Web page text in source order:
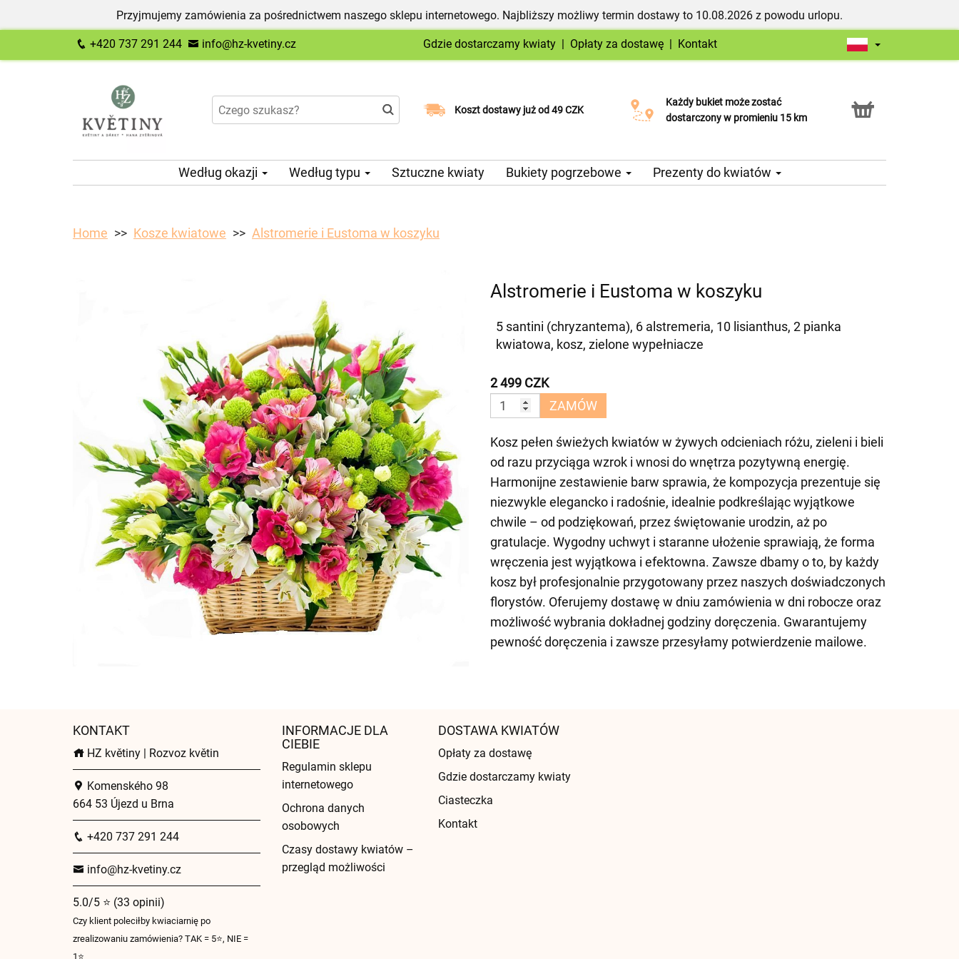
Przyjmujemy zamówienia za pośrednictwem naszego sklepu internetowego. Najbliższy możliwy termin dostawy to 10.08.2026 z powodu urlopu.
+420 737 291 244 info@hz-kvetiny.cz Gdzie dostarczamy kwiaty | Opłaty za dostawę | Kontakt
Koszt dostawy już od 49 CZK
Wybierz datę dostawy
Każdy bukiet może zostać
dostarczony w promieniu 15 km
Usługa Click & Collect
Według okazji Według typu Sztuczne kwiaty Bukiety pogrzebowe Prezenty do kwiatów
Home Kosze kwiatowe Alstromerie i Eustoma w koszyku
Alstromerie i Eustoma w koszyku
5 santini (chryzantema), 6 alstremeria, 10 lisianthus, 2 pianka
kwiatowa, kosz, zielone wypełniacze
2 499 CZK
ZAMÓW
Kosz pełen świeżych kwiatów w żywych odcieniach różu, zieleni i bieli
od razu przyciąga wzrok i wnosi do wnętrza pozytywną energię.
Harmonijne zestawienie barw sprawia, że kompozycja prezentuje się
niezwykle elegancko i radośnie, idealnie podkreślając wyjątkowe
chwile – od podziękowań, przez świętowanie urodzin, aż po
gratulacje. Wygodny uchwyt i staranne ułożenie sprawiają, że forma
wręczenia jest wyjątkowa i efektowna. Zawsze dbamy o to, by każdy
kosz był profesjonalnie przygotowany przez naszych doświadczonych
florystów. Oferujemy dostawę w dniu zamówienia w dni robocze oraz
możliwość wybrania dokładnej godziny doręczenia. Gwarantujemy
pewność doręczenia i zawsze przesyłamy potwierdzenie mailowe.
KONTAKT
HZ květiny | Rozvoz květin
Komenského 98
664 53 Újezd u Brna
+420 737 291 244
info@hz-kvetiny.cz
5.0/5 ⭐ (33 opinii)
Czy klient poleciłby kwiaciarnię po
zrealizowaniu zamówienia? TAK = 5⭐, NIE =
1⭐
INFORMACJE DLA
CIEBIE
Regulamin sklepu
internetowego
Ochrona danych
osobowych
Czasy dostawy kwiatów –
przegląd możliwości
DOSTAWA KWIATÓW
Opłaty za dostawę
Gdzie dostarczamy kwiaty
Ciasteczka
Kontakt